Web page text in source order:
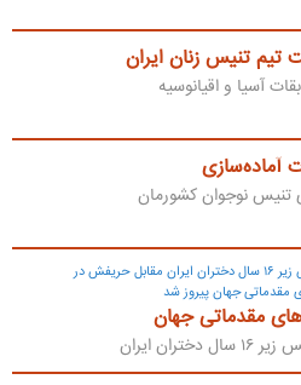
تنیس زنان ایران
آسیا و اقیانوسیه
آماده‌سازی
تنیس نوجوان کشورمان
تیم تنیس زیر ۱۶ سال دختران ایران مقابل حریفش در
مقدماتی جهان پیروز شد
مقدماتی جهان
دختران ایران